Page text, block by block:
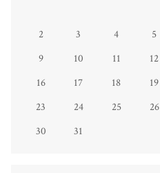
2
3 4 5
9
10 11 12
16
17 18 19
23
24 25 26
30
31